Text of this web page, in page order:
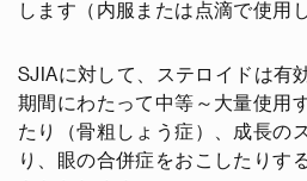
します（内服または点滴で使用
SJIAに対して、ステロイドは有
期間にわたって中等～大量使用
たり（骨粗しょう症）、成長の
り、眼の合併症をおこしたりす